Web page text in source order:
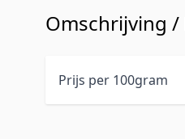
Omschrijving /
Prijs per 100gram